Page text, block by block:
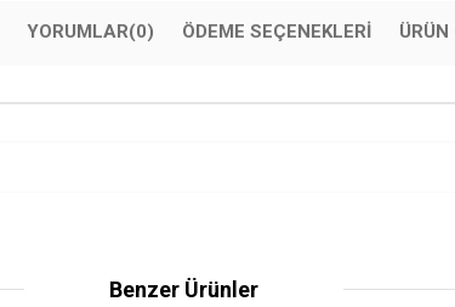
YORUMLAR(0) ÖDEME SEÇENEKLERI ÜRÜN
Benzer Ürünler